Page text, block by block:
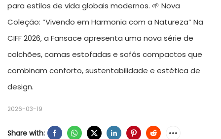
para estilos de vida globais modernos. 🌱 Nova
Coleção: “Vivendo em Harmonia com a Natureza” Na
CIFF 2026, a Fansace apresenta uma nova série de
colchões, camas estofadas e sofás compactos que
combinam conforto, sustentabilidade e estética de
design.
2026-03-19
Share with: